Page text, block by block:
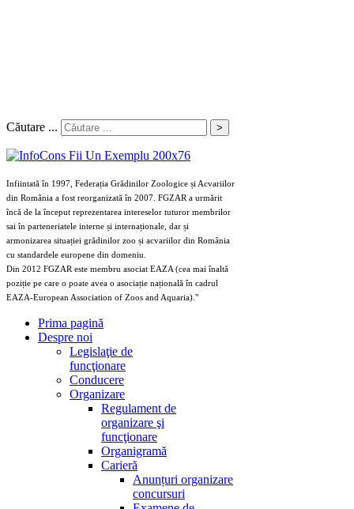
Căutare ... >
Infiintată în 1997, Federația Grădinilor Zoologice și Acvariilor
din România a fost reorganizată în 2007. FGZAR a urmărit
încă de la început reprezentarea intereselor tuturor membrilor
sai în parteneriatele interne și internaționale, dar și
armonizarea situației grădinilor zoo și acvariilor din România
cu standardele europene din domeniu.
Din 2012 FGZAR este membru asociat EAZA (cea mai înaltă
poziție pe care o poate avea o asociație națională în cadrul
EAZA-European Association of Zoos and Aquaria)."
Prima pagină
Despre noi
Legislaţie de
funcţionare
Conducere
Organizare
Regulament de
organizare şi
funcţionare
Organigramă
Carieră
Anunțuri organizare
concursuri